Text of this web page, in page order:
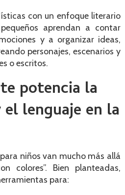
con un enfoque literario
aprendan a contar
y a organizar ideas,
personajes, escenarios y
o escritos.
potencia la
lenguaje en la
niños van mucho más allá
colores”. Bien planteadas,
para: